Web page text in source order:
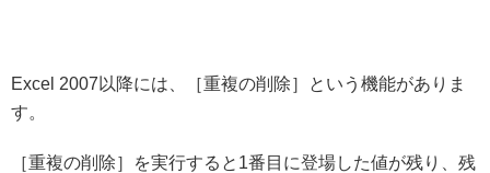
Excel 2007以降には、［重複の削除］という機能がありま
す。
［重複の削除］を実行すると1番目に登場した値が残り、残